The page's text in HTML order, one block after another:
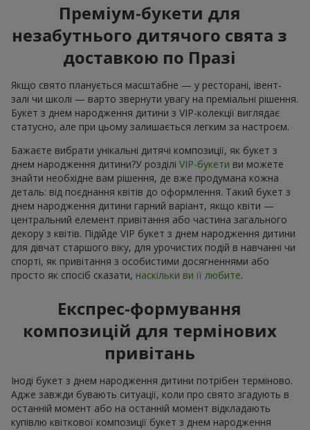
Преміум-букети для
незабутнього дитячого свята з
доставкою по Празі
Якщо свято планується масштабне — у ресторані, івент-
залі чи школі — варто звернути увагу на преміальні рішення.
Букет з днем народження дитини з VIP-колекції виглядає
статусно, але при цьому залишається легким за настроєм.
Бажаєте вибрати унікальні дитячі композиції, як букет з
днем народження дитини?У розділі VIP-букети ви можете
знайти необхідне вам рішення, де вже продумана кожна
деталь: від поєднання квітів до оформлення. Такий букет з
днем народження дитини гарний варіант, якщо квіти —
центральний елемент привітання або частина загального
декору з квітів. Підійде VIP букет з днем народження дитини
для дівчат старшого віку, для урочистих подій в навчанні чи
спорті, як привітання з особистими досягненнями або
просто як спосіб сказати, наскільки ви її любите.
Експрес-формування
композицій для термінових
привітань
Іноді букет з днем народження дитини потрібен терміново.
Адже завжди бувають ситуації, коли про свято згадують в
останній момент або на останній момент відкладають
купівлю квіткової композиції букет з днем народження